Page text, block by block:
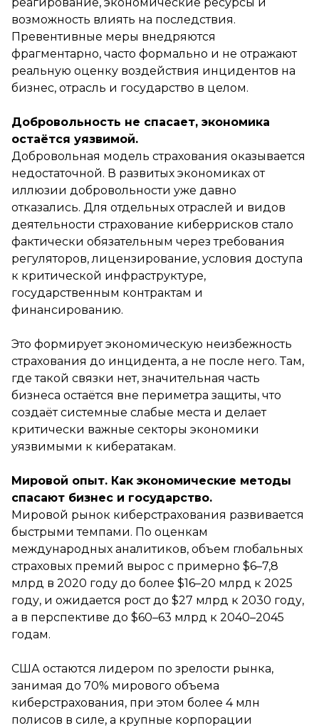
возможность влиять на последствия.
Превентивные меры внедряются
фрагментарно, часто формально и не отражают
реальную оценку воздействия инцидентов на
бизнес, отрасль и государство в целом.
Добровольность не спасает, экономика
остаётся уязвимой.
Добровольная модель страхования оказывается
недостаточной. В развитых экономиках от
иллюзии добровольности уже давно
отказались. Для отдельных отраслей и видов
деятельности страхование киберрисков стало
фактически обязательным через требования
регуляторов, лицензирование, условия доступа
к критической инфраструктуре,
государственным контрактам и
финансированию.
Это формирует экономическую неизбежность
страхования до инцидента, а не после него. Там,
где такой связки нет, значительная часть
бизнеса остаётся вне периметра защиты, что
создаёт системные слабые места и делает
критически важные секторы экономики
уязвимыми к кибератакам.
Мировой опыт. Как экономические методы
спасают бизнес и государство.
Мировой рынок киберстрахования развивается
быстрыми темпами. По оценкам
международных аналитиков, объем глобальных
страховых премий вырос с примерно $6–7,8
млрд в 2020 году до более $16–20 млрд к 2025
году, и ожидается рост до $27 млрд к 2030 году,
а в перспективе до $60–63 млрд к 2040–2045
годам.
США остаются лидером по зрелости рынка,
занимая до 70% мирового объема
киберстрахования, при этом более 4 млн
полисов в силе, а крупные корпорации